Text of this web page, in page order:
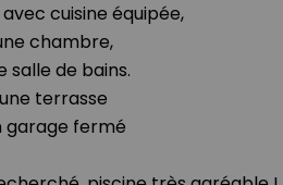
cuisine équipée,
chambre,
salle de bains.
terrasse
garage fermé